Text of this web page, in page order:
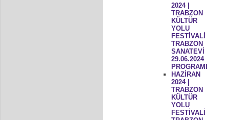
2024 |
TRABZON
KÜLTÜR
YOLU
FESTİVALİ
TRABZON
SANATEVİ
29.06.2024
PROGRAMI
HAZİRAN
2024 |
TRABZON
KÜLTÜR
YOLU
FESTİVALİ